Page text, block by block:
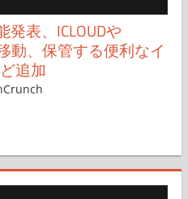
発表、ICLOUDや
動、保管する便利なイ
追加
Perez,Nariko Mizoguchi